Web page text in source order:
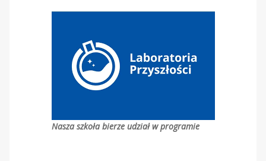
Nasza szkoła bierze udział w programie